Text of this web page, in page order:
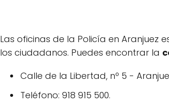
Las oficinas de la Policía en
los ciudadanos. Puedes encontrar la
Calle de la Libertad, nº 5 -
Teléfono: 918 915 500.